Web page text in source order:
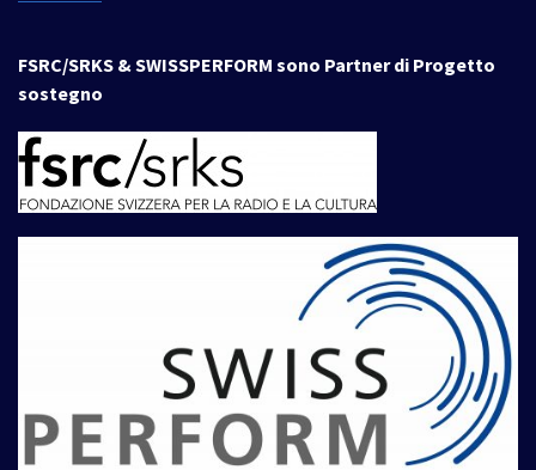
FSRC/SRKS & SWISSPERFORM sono Partner di Progetto
sostegno